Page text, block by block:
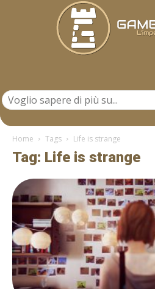
Home Tags Life is strange
Tag: Life is strange